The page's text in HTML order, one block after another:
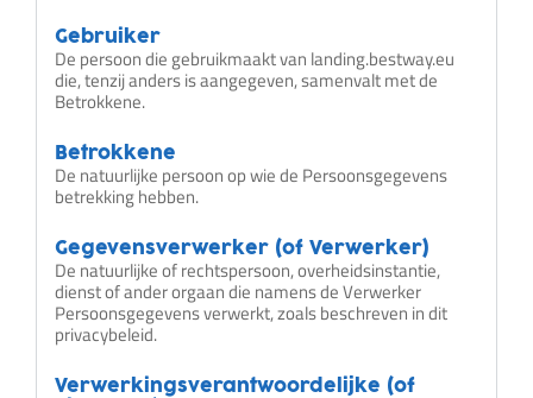
Gebruiker
De persoon die gebruikmaakt van landing.bestway.eu
die, tenzij anders is aangegeven, samenvalt met de
Betrokkene.
Betrokkene
De natuurlijke persoon op wie de Persoonsgegevens
betrekking hebben.
Gegevensverwerker (of Verwerker)
De natuurlijke of rechtspersoon, overheidsinstantie,
dienst of ander orgaan die namens de Verwerker
Persoonsgegevens verwerkt, zoals beschreven in dit
privacybeleid.
Verwerkingsverantwoordelijke (of